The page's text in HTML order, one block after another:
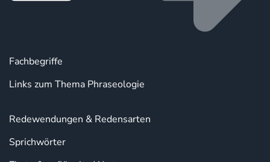
Fachbegriffe
Links zum Thema Phraseologie
Redewendungen & Redensarten
Sprichwörter